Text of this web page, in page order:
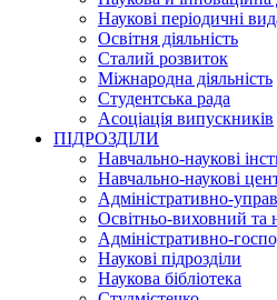
Наукові періодичні
Освітня діяльність
Сталий розвиток
Міжнародна діяльність
Студентська рада
Асоціація випускників
ПІДРОЗДІЛИ
Навчально-наукові
Навчально-наукові
Адміністративно-
Освітньо-виховний та
Адміністративно-
Наукові підрозділи
Наукова бібліотека